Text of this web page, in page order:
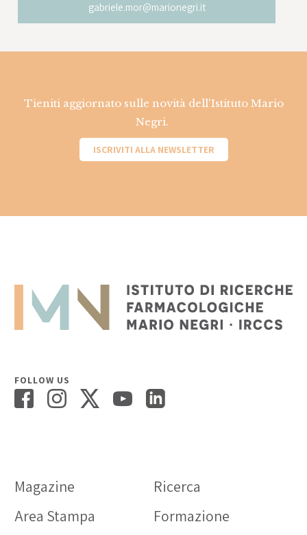
gabriele.mor@marionegri.it
Tieniti aggiornato sulle novità dell'Istituto Mario
Negri.
ISCRIVITI ALLA NEWSLETTER
FOLLOW US
Magazine
Ricerca
Area Stampa
Formazione